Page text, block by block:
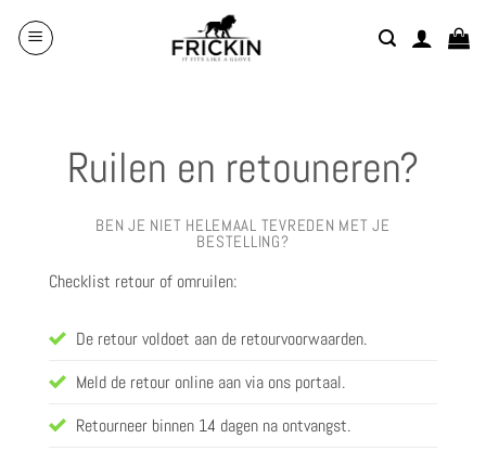
naar
Ruilen en retouneren?
BEN JE NIET HELEMAAL TEVREDEN MET JE
BESTELLING?
Checklist retour of omruilen:
De retour voldoet aan de retourvoorwaarden.
Meld de retour online aan via ons portaal.
Retourneer binnen 14 dagen na ontvangst.